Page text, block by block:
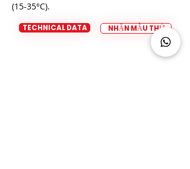
(15-35°C).
TECHNICAL DATA NHẬN MẪU THỬ